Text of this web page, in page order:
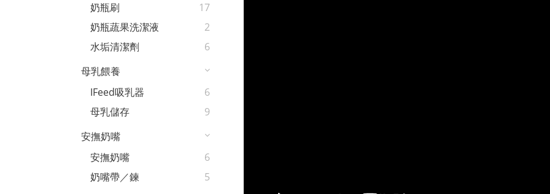
奶瓶刷
17
奶瓶蔬果洗潔液
2
水垢清潔劑
6
母乳餵養
IFeed吸乳器
6
母乳儲存
9
安撫奶嘴
安撫奶嘴
6
奶嘴帶／鍊
5